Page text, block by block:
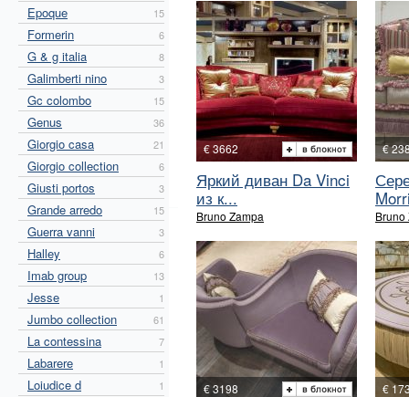
Epoque 15
Formerin 6
G & g italia 8
Galimberti nino 3
Gc colombo 15
Genus 36
Giorgio casa 21
Giorgio collection 6
Giusti portos 3
Grande arredo 15
Guerra vanni 3
Halley 6
Imab group 13
Jesse 1
Jumbo collection 61
La contessina 7
Labarere 1
Loiudice d 1
€ 3662
Яркий диван Da Vinci
из к...
Bruno Zampa
€
Bruno
€ 3198 €